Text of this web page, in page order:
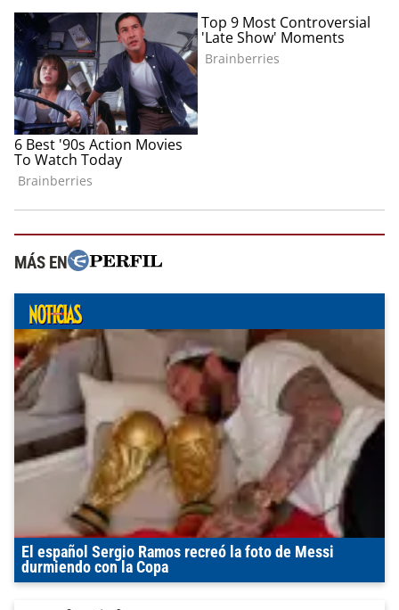
MÁS EN
El español Sergio Ramos recreó la foto de Messi
durmiendo con la Copa